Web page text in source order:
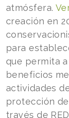
atmósfera.
creación en
para
que permita
beneficios
actividades
protección
través de